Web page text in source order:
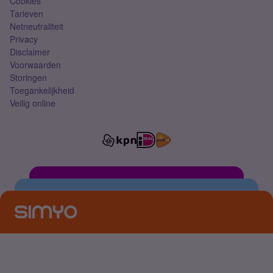
Tarieven
Netneutraliteit
Privacy
Disclaimer
Voorwaarden
Storingen
Toegankelijkheid
Veilig online